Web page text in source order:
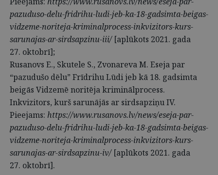
pazuduso-delu-fridrihu-ludi-jeb-ka-18-gadsimta-beigas-
vidzeme-noriteja-kriminalprocess-inkvizitors-kurs-
sarunajas-ar-sirdsapzinu-iii/[aplūkots 2021. gada
27. oktobrī];
Rusanovs E., Skutele S., Zvonareva M. Eseja par
“pazudušo dēlu” Frīdrihu Lūdi jeb kā 18. gadsimta
beigās Vidzemē noritēja kriminālprocess.
Inkvizitors, kurš sarunājās ar sirdsapziņu IV.
Pieejams: https://www.rusanovs.lv/news/eseja-par-
pazuduso-delu-fridrihu-ludi-jeb-ka-18-gadsimta-beigas-
vidzeme-noriteja-kriminalprocess-inkvizitors-kurs-
sarunajas-ar-sirdsapzinu-iv/[aplūkots 2021. gada
27. oktobrī].